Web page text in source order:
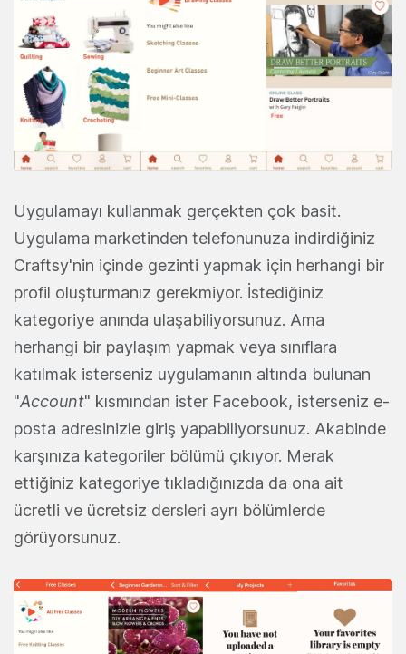
Uygulamayı kullanmak gerçekten çok basit.
Uygulama marketinden telefonunuza indirdiğiniz
Craftsy'nin içinde gezinti yapmak için herhangi bir
profil oluşturmanız gerekmiyor. İstediğiniz
kategoriye anında ulaşabiliyorsunuz. Ama
herhangi bir paylaşım yapmak veya sınıflara
katılmak isterseniz uygulamanın altında bulunan
"Account" kısmından ister Facebook, isterseniz e-
posta adresinizle giriş yapabiliyorsunuz. Akabinde
karşınıza kategoriler bölümü çıkıyor. Merak
ettiğiniz kategoriye tıkladığınızda da ona ait
ücretli ve ücretsiz dersleri ayrı bölümlerde
görüyorsunuz.